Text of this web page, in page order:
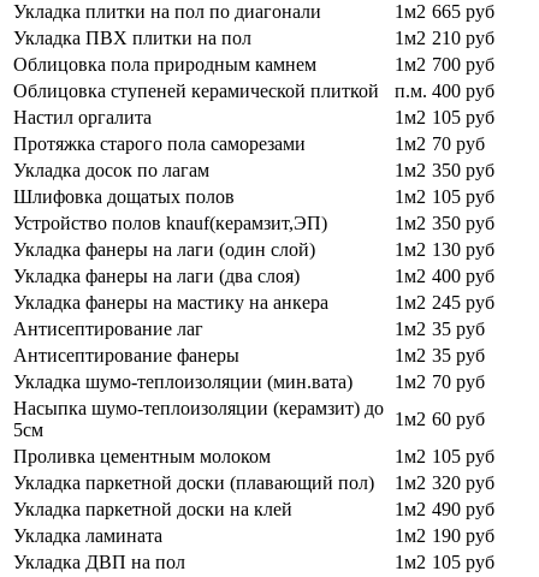
Укладка плитки на пол по диагонали
1м2 665 руб
Укладка ПВХ плитки на пол
1м2 210 руб
Облицовка пола природным камнем
1м2 700 руб
Облицовка ступеней керамической плиткой
п.м. 400 руб
Настил оргалита
1м2 105 руб
Протяжка старого пола саморезами
1м2 70 руб
Укладка досок по лагам
1м2 350 руб
Шлифовка дощатых полов
1м2 105 руб
Устройство полов knauf(керамзит,ЭП)
1м2 350 руб
Укладка фанеры на лаги (один слой)
1м2 130 руб
Укладка фанеры на лаги (два слоя)
1м2 400 руб
Укладка фанеры на мастику на анкера
1м2 245 руб
Антисептирование лаг
1м2 35 руб
Антисептирование фанеры
1м2 35 руб
Укладка шумо-теплоизоляции (мин.вата)
1м2 70 руб
Насыпка шумо-теплоизоляции (керамзит) до
5см
1м2 60 руб
Проливка цементным молоком
1м2 105 руб
Укладка паркетной доски (плавающий пол)
1м2 320 руб
Укладка паркетной доски на клей
1м2 490 руб
Укладка ламината
1м2 190 руб
Укладка ДВП на пол
1м2 105 руб